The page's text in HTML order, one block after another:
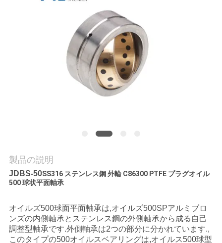
つ
い
て
工
製品の説明
JDBS-50SS316 ステンレス鋼 外輪 C86300 PTFE プラグオイル
500 球状平面軸承
オイルズ500球面平面軸承は,オイルズ500SPアルミブロ
ンズの内側軸承とステンレス鋼の外側軸承から成る自己
調整型軸承です.外側軸承は2つの部分に分かれています.,
このタイプの500オイルスベアリングは,オイルス500球型